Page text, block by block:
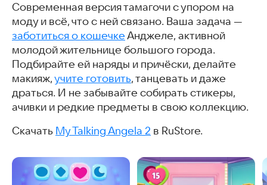
Fluvsies
Flower Girls
Питомания
Duddu
Радостные питомцы
Мой Котик
My Cat
Smolsies
Cat Choices
Валера
Современная версия тамагочи с упором на
моду и всё, что с ней связано. Ваша задача —
заботиться о кошечке Анджеле, активной
молодой жительнице большого города.
Подбирайте ей наряды и причёски, делайте
макияж, учите готовить, танцевать и даже
драться. И не забывайте собирать стикеры,
ачивки и редкие предметы в свою коллекцию.
Скачать My Talking Angela 2 в RuStore.